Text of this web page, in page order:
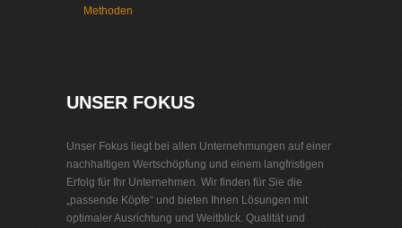
Methoden
UNSER FOKUS
Unser Fokus liegt bei allen Unternehmungen auf einer
nachhaltigen Wertschöpfung und einem langfristigen
Erfolg für Ihr Unternehmen. Wir finden für Sie die
„passende Köpfe“ und bieten Ihnen Lösungen mit
optimaler Ausrichtung und Weitblick. Qualität und